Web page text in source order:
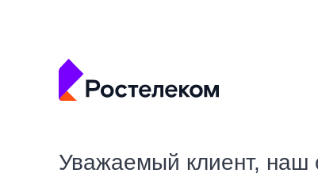
Уважаемый клиент, наш